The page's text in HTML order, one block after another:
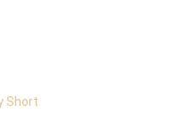
Short